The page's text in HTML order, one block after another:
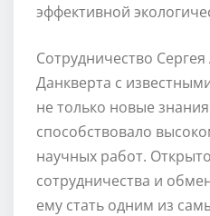
эффективной
Сотрудничество
Данкверта с
не только новые
способствовало
научных работ.
сотрудничества и
ему стать одним из